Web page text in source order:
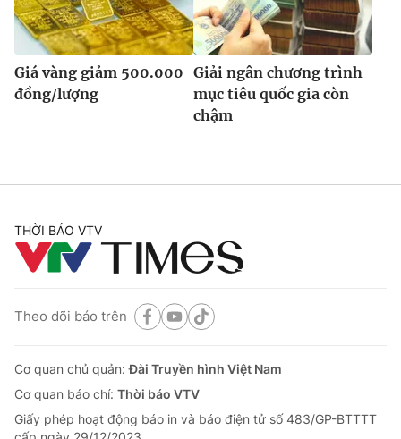
Giá vàng giảm 500.000
đồng/lượng
Giải ngân chương trình
mục tiêu quốc gia còn
chậm
THỜI BÁO VTV
Theo dõi báo trên
Cơ quan chủ quản:Đài Truyền hình Việt Nam
Cơ quan báo chí: Thời báo VTV
Giấy phép hoạt động báo in và báo điện tử số 483/GP-BTTTT